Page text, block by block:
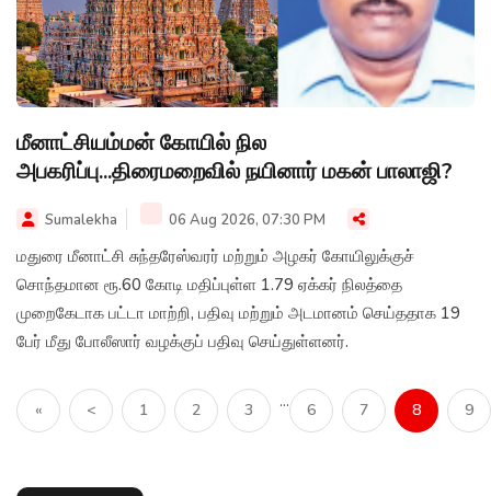
மீனாட்சியம்மன் கோயில் நில
அபகரிப்பு...திரைமறைவில் நயினார் மகன் பாலாஜி?
Sumalekha 06 Aug 2026, 07:30 PM
மதுரை மீனாட்சி சுந்தரேஸ்வரர் மற்றும் அழகர் கோயிலுக்குச்
சொந்தமான ரூ.60 கோடி மதிப்புள்ள 1.79 ஏக்கர் நிலத்தை
முறைகேடாக பட்டா மாற்றி, பதிவு மற்றும் அடமானம் செய்ததாக 19
பேர் மீது போலீஸார் வழக்குப் பதிவு செய்துள்ளனர்.
« < 1 2 3 ... 6 7 8 9